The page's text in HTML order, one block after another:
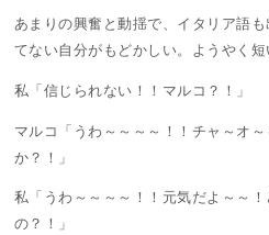
あまりの興奮と動揺で、イタリア語
てない自分がもどかしい。ようやく短
私「信じられない！！マルコ？！」
マルコ「うわ～～～～！！チャ～オ
か？！」
私「うわ～～～～！！元気だよ～～
の？！」